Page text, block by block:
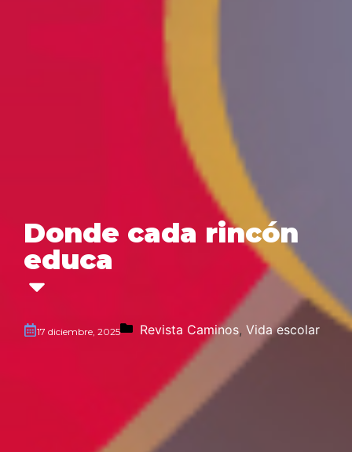
Donde cada rincón
educa
17 diciembre, 2025 Revista Caminos, Vida escolar